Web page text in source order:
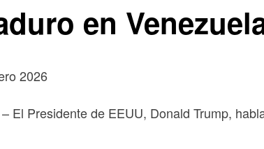
en
2026
El Presidente de EEUU, Donald Trump,